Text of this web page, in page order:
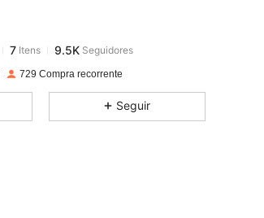
1 dia atrás
7 9.5K
729 Compra recorrente
Seguir